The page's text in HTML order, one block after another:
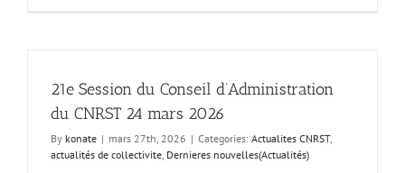
21e Session du Conseil d’Administration
du CNRST 24 mars 2026
By konate | mars 27th, 2026 | Categories: Actualites CNRST,
actualités de collectivite, Dernieres nouvelles(Actualités)